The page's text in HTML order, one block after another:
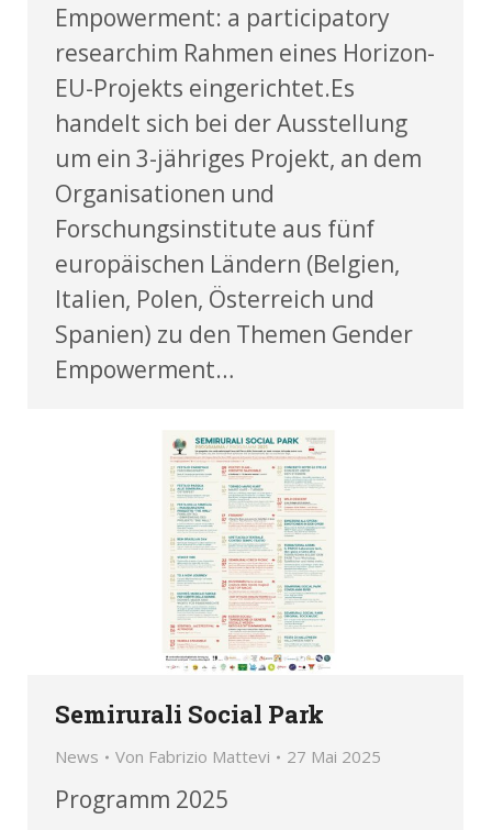
Empowerment: a participatory
researchim Rahmen eines Horizon-
EU-Projekts eingerichtet.Es
handelt sich bei der Ausstellung
um ein 3-jähriges Projekt, an dem
Organisationen und
Forschungsinstitute aus fünf
europäischen Ländern (Belgien,
Italien, Polen, Österreich und
Spanien) zu den Themen Gender
Empowerment…
Semirurali Social Park
News Von Fabrizio Mattevi 27 Mai 2025
Programm 2025